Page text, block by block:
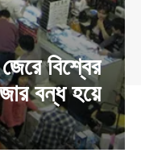
বিশ্বের
বন্ধ হয়ে